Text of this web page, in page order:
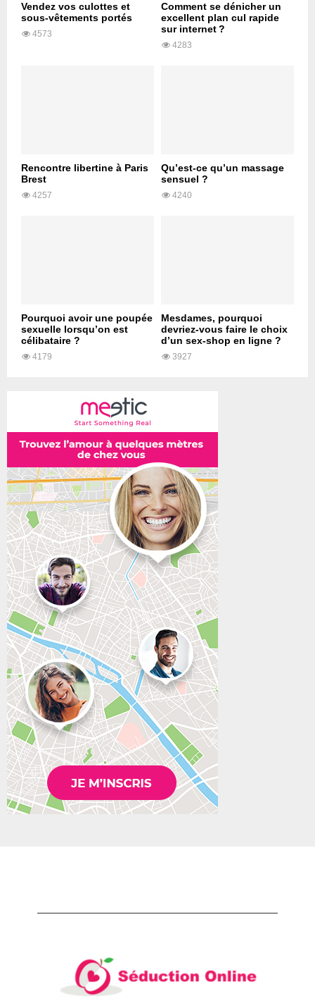
Vendez vos culottes et
sous-vêtements portés
4573
Comment se dénicher un
excellent plan cul rapide
sur internet ?
4283
Rencontre libertine à Paris
Brest
4257
Qu’est-ce qu’un massage
sensuel ?
4240
Pourquoi avoir une poupée
sexuelle lorsqu’on est
célibataire ?
4179
Mesdames, pourquoi
devriez-vous faire le choix
d’un sex-shop en ligne ?
3927